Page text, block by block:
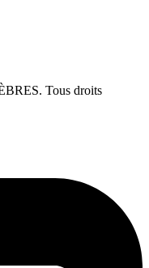
Tous droits